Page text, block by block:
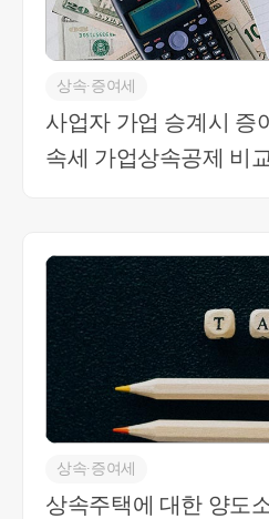
상속∙증여세
사업자 가업 승계시 증
속세 가업상속공제 비교
상속∙증여세
상속주택에 대한 양도